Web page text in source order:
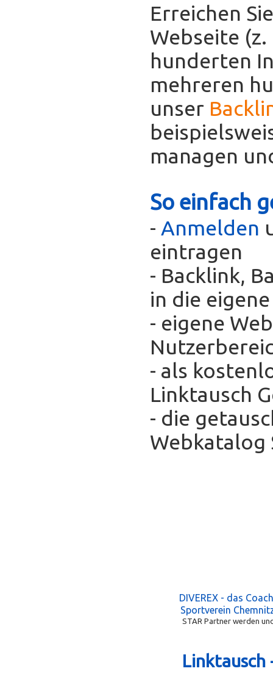
Erreichen
Webseite
hunderten
mehreren
unser
managen
So einfach
- Anmelden
eintragen
- Backlink,
in die
- eigene
- als
Linktausch
- die
Webkatalog
DIVEREX - das
Sportverein
STAR Partner werden
Linktausch